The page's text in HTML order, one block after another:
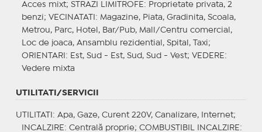
Acces mixt; STRAZI LIMITROFE : Proprietate privata, 2
benzi; VECINATATI : Magazine, Piata, Gradinita, Scoala,
Metrou, Parc, Hotel, Bar/Pub, Mall/Centru comercial,
Loc de joaca, Ansamblu rezidential, Spital, Taxi;
ORIENTARI : Est, Sud - Est, Sud, Sud - Vest; VEDERE :
Vedere mixta
UTILITATI/SERVICII
UTILITATI : Apa, Gaze, Curent 220V, Canalizare, Internet;
INCALZIRE : Centrală proprie; COMBUSTIBIL INCALZIRE :